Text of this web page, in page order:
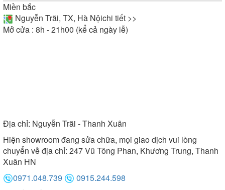
Miền bắc
Nguyễn Trãi, TX, Hà Nộichi tiết >>
Mở cửa : 8h - 21h00 (kể cả ngày lễ)
Địa chỉ: Nguyễn Trãi - Thanh Xuân
Hiện showroom đang sửa chữa, mọi giao dịch vui lòng
chuyển về địa chỉ: 247 Vũ Tông Phan, Khương Trung, Thanh
Xuân HN
0971.048.739
0915.244.598